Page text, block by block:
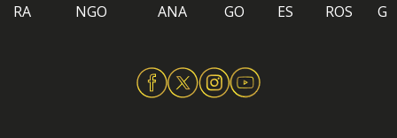
RA
NGO
ANA
GO
ES
ROS
G